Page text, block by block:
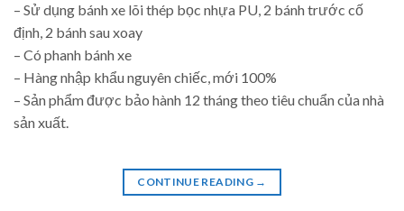
– Sử dụng bánh xe lõi thép bọc nhựa PU, 2 bánh trước cố
định, 2 bánh sau xoay
– Có phanh bánh xe
– Hàng nhập khẩu nguyên chiếc, mới 100%
– Sản phẩm được bảo hành 12 tháng theo tiêu chuẩn của nhà
sản xuất.
CONTINUE READING →